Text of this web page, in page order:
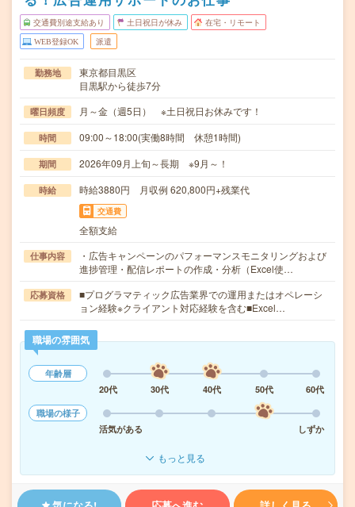
交通費別途支給あり 土日祝日が休み 在宅・リモート
WEB登録OK 派遣
勤務地
東京都目黒区
目黒駅から徒歩7分
曜日頻度 月～金（週5日） ※土日祝日お休みです！
時間 09:00～18:00(実働8時間 休憩1時間)
期間 2026年09月上旬～長期 ※9月～！
時給 時給3880円 月収例 620,800円+残業代
交通費
全額支給
仕事内容
・広告キャンペーンのパフォーマンスモニタリングおよび
進捗管理・配信レポートの作成・分析（Excel使…
応募資格
■プログラマティック広告業界での運用またはオペレーシ
ョン経験※クライアント対応経験を含む■Excel…
職場の雰囲気
年齢層
20代
30代 40代 50代
60代
職場の様子
活気がある
しずか
もっと見る